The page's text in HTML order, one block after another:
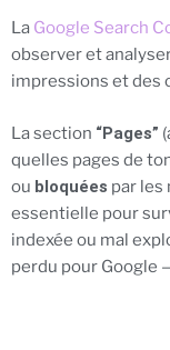
La Google Search
observer et
impressions et des
La section “Pages”
quelles pages de
ou bloquées par les
essentielle pour
indexée ou mal
perdu pour Google